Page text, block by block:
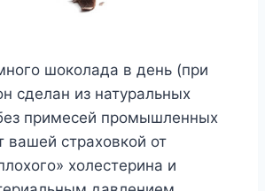
шоколада в день (при
сделан из натуральных
примесей промышленных
вашей страховкой от
холестерина и